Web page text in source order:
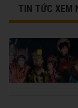
TIN TỨC XEM